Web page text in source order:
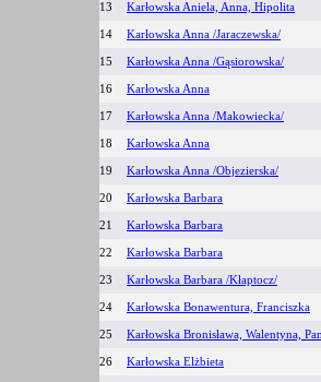
13 Karłowska Aniela, Anna, Hipolita
14 Karłowska Anna /Jaraczewska/
15 Karłowska Anna /Gąsiorowska/
16 Karłowska Anna
17 Karłowska Anna /Makowiecka/
18 Karłowska Anna
19 Karłowska Anna /Objezierska/
20 Karłowska Barbara
21 Karłowska Barbara
22 Karłowska Barbara
23 Karłowska Barbara /Kłaptocz/
24 Karłowska Bonawentura, Franciszka
25 Karłowska Bronisława, Walentyna,
26 Karłowska Elżbieta